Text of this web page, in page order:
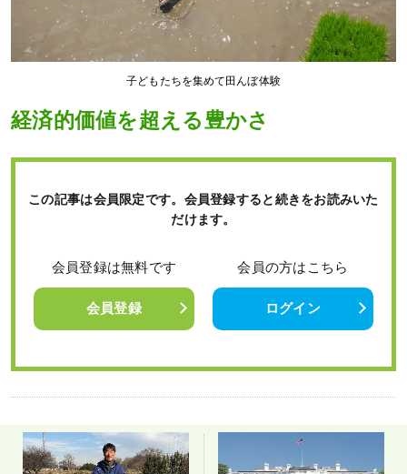
子どもたちを集めて田んぼ体験
経済的価値を超える豊かさ
この記事は会員限定です。会員登録すると続きをお読みいた
だけます。
会員登録は無料です
会員登録
会員の方はこちら
ログイン